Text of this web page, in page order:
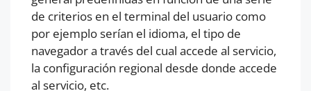
de criterios en el terminal del usuario como
por ejemplo serían el idioma, el tipo de
navegador a través del cual accede al servicio,
la configuración regional desde donde accede
al servicio, etc.